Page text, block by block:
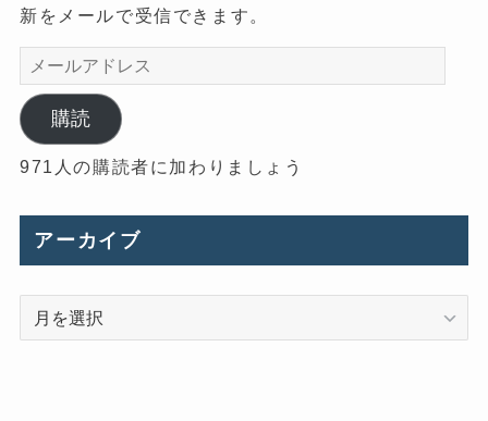
新をメールで受信できます。
メ
ー
ル
ア
ド
ス
購読
971人の購読者に加わりましょう
アーカイブ